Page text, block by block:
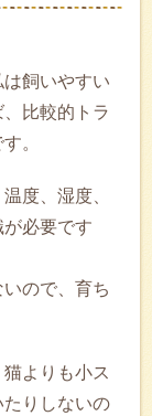
飼いやすい
比較的トラ
。
度、湿度、
必要です
ので、育ち
よりも小ス
りしないの